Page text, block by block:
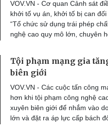
VOV.VN - Cơ quan Cảnh sát
khởi tố vụ án, khởi tố bị can
“Tổ chức sử dụng trái phép
nghệ cao quy mô lớn, chuyên
Tội phạm mạng gia
biên giới
VOV.VN - Các cuộc tấn công
hơn khi tội phạm công nghệ
xuyên biên giới để nhắm vào
lớn và đặt ra áp lực cấp bách